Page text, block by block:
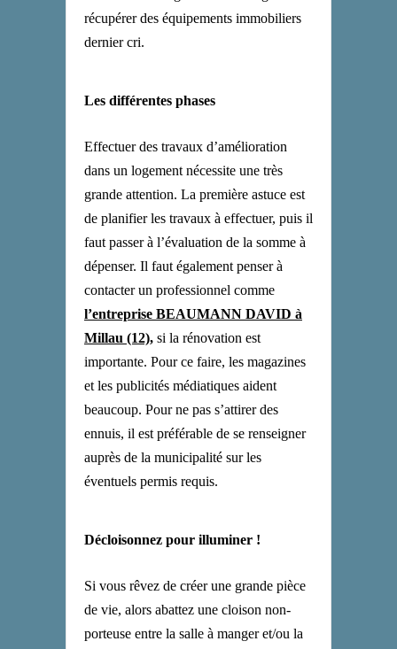
récupérer des équipements immobiliers
dernier cri.
Les différentes phases
Effectuer des travaux d’amélioration
dans un logement nécessite une très
grande attention. La première astuce est
de planifier les travaux à effectuer, puis il
faut passer à l’évaluation de la somme à
dépenser. Il faut également penser à
contacter un professionnel comme
l’entreprise BEAUMANN DAVID à
Millau (12), si la rénovation est
importante. Pour ce faire, les magazines
et les publicités médiatiques aident
beaucoup. Pour ne pas s’attirer des
ennuis, il est préférable de se renseigner
auprès de la municipalité sur les
éventuels permis requis.
Décloisonnez pour illuminer !
Si vous rêvez de créer une grande pièce
de vie, alors abattez une cloison non-
porteuse entre la salle à manger et/ou la